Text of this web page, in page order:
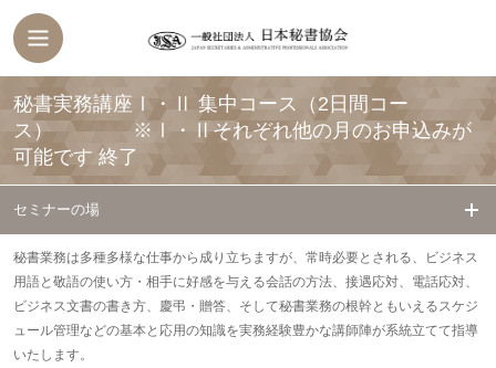
秘書実務講座Ⅰ・Ⅱ 集中コース（2日間コー
ス） ※Ⅰ・Ⅱそれぞれ他の月のお申込みが
可能です 終了
セミナーの場
秘書業務は多種多様な仕事から成り立ちますが、常時必要とされる、ビジネス
用語と敬語の使い方・相手に好感を与える会話の方法、接遇応対、電話応対、
ビジネス文書の書き方、慶弔・贈答、そして秘書業務の根幹ともいえるスケジ
ュール管理などの基本と応用の知識を実務経験豊かな講師陣が系統立てて指導
いたします。